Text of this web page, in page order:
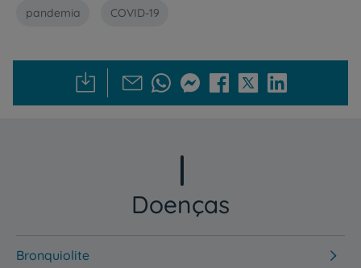
pandemia COVID-19
Doenças
Bronquiolite